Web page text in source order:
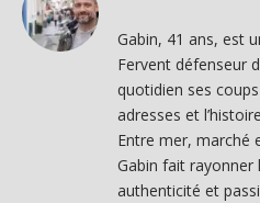
Gabin, 41 ans, est
Fervent défenseur
quotidien ses
adresses et
Entre mer, marché
Gabin fait rayonner
authenticité et